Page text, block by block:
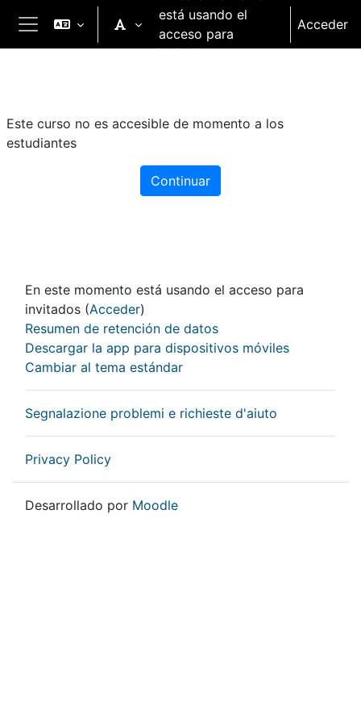
Salta al contenido principal
Panel lateral
está usando el
acceso para
invitados
Acceder
Este curso no es accesible de momento a los
estudiantes
Continuar
En este momento está usando el acceso para
invitados (Acceder)
Resumen de retención de datos
Descargar la app para dispositivos móviles
Cambiar al tema estándar
Segnalazione problemi e richieste d'aiuto
Privacy Policy
Desarrollado por Moodle